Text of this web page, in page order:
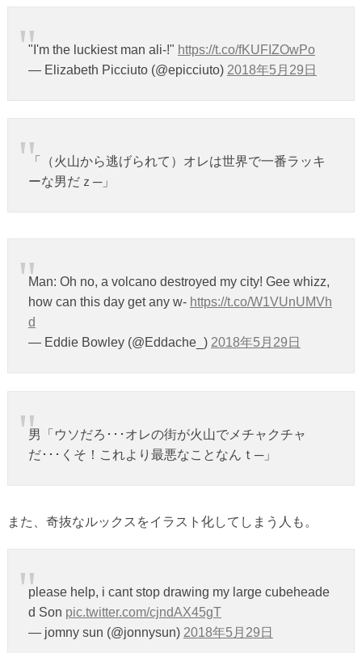
"I'm the luckiest man ali-!" https://t.co/fKUFIZOwPo
— Elizabeth Picciuto (@epicciuto) 2018年5月29日
「（火山から逃げられて）オレは世界で一番ラッキ
ーな男だｚ─」
Man: Oh no, a volcano destroyed my city! Gee whizz,
how can this day get any w- https://t.co/W1VUnUMVh
d
— Eddie Bowley (@Eddache_) 2018年5月29日
男「ウソだろ･･･オレの街が火山でメチャクチャ
だ･･･くそ！これより最悪なことなんｔ─」
また、奇抜なルックスをイラスト化してしまう人も。
please help, i cant stop drawing my large cubeheade
d Son pic.twitter.com/cjndAX45gT
— jomny sun (@jonnysun) 2018年5月29日